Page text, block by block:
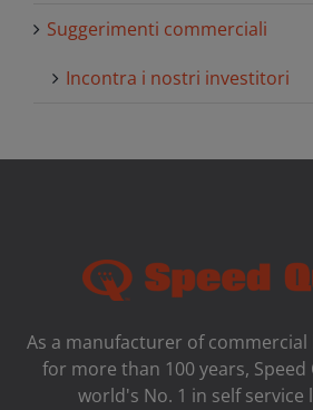
Suggerimenti commerciali
Incontra i nostri investitori
As a manufacturer of
for more than 100 years, Speed
world's No. 1 in self